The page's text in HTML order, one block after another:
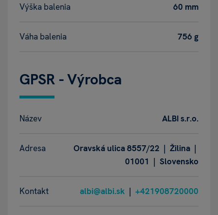
Výška balenia 60 mm
Váha balenia 756 g
GPSR - Výrobca
Název ALBI s.r.o.
Adresa
Oravská ulica 8557/22 | Žilina |
01001 | Slovensko
Kontakt albi@albi.sk | +421908720000